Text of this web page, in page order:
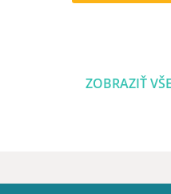
ZOBRAZIŤ